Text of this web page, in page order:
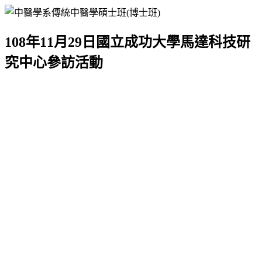
108年11月29日國立成功大學馬達科技研
究中心參訪活動